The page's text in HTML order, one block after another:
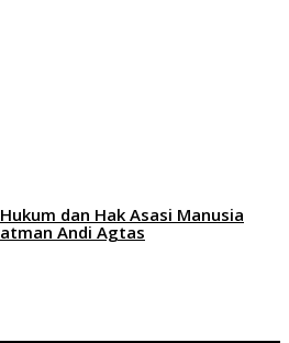
dan Hak Asasi Manusia
Andi Agtas